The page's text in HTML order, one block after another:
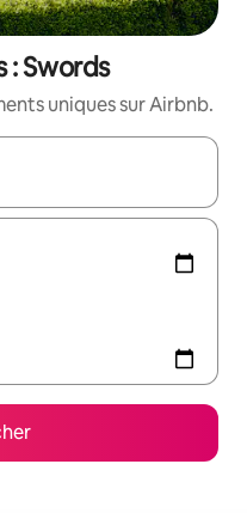
: Swords
uniques sur Airbnb.
parcourez-les en utilisant